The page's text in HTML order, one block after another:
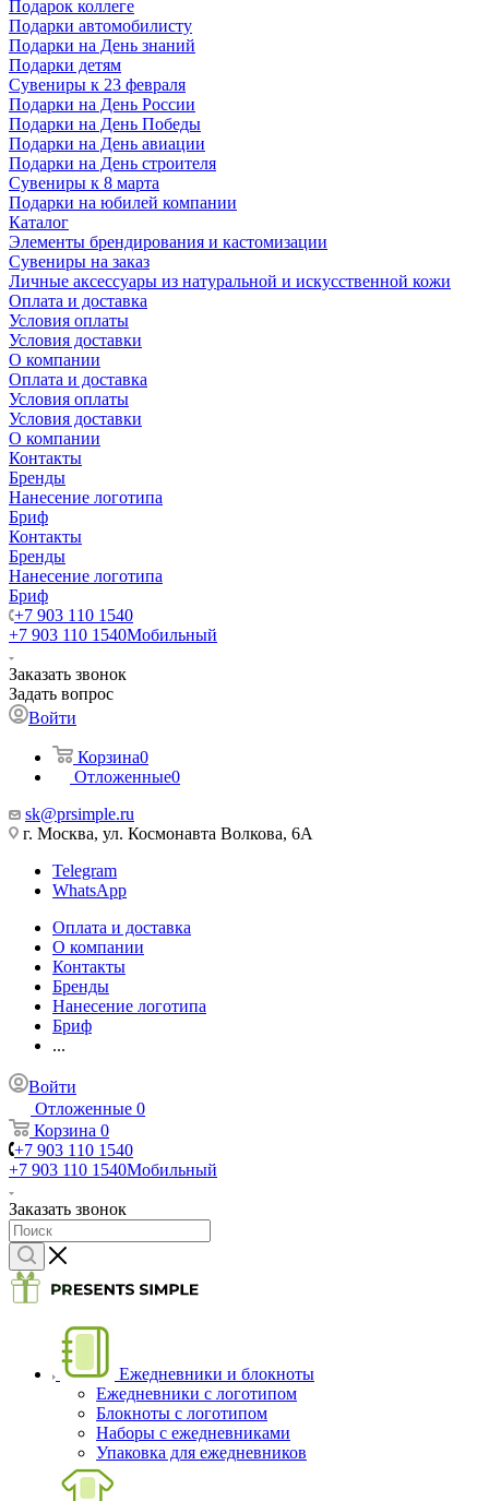
Подарок коллеге
Подарки автомобилисту
Подарки на День знаний
Подарки детям
Сувениры к 23 февраля
Подарки на День России
Подарки на День Победы
Подарки на День авиации
Подарки на День строителя
Сувениры к 8 марта
Подарки на юбилей компании
Каталог
Элементы брендирования и кастомизации
Сувениры на заказ
Личные аксессуары из натуральной и искусственной кожи
Оплата и доставка
Условия оплаты
Условия доставки
О компании
Оплата и доставка
Условия оплаты
Условия доставки
О компании
Контакты
Бренды
Нанесение логотипа
Бриф
Контакты
Бренды
Нанесение логотипа
Бриф
+7 903 110 1540
+7 903 110 1540Мобильный
Заказать звонок
Задать вопрос
Войти
Корзина0
Отложенные0
sk@prsimple.ru
г. Москва, ул. Космонавта Волкова, 6А
Telegram
WhatsApp
Оплата и доставка
О компании
Контакты
Бренды
Нанесение логотипа
Бриф
...
Войти
Отложенные 0
Корзина 0
+7 903 110 1540
+7 903 110 1540Мобильный
Заказать звонок
Ежедневники и блокноты
Ежедневники с логотипом
Блокноты с логотипом
Наборы с ежедневниками
Упаковка для ежедневников